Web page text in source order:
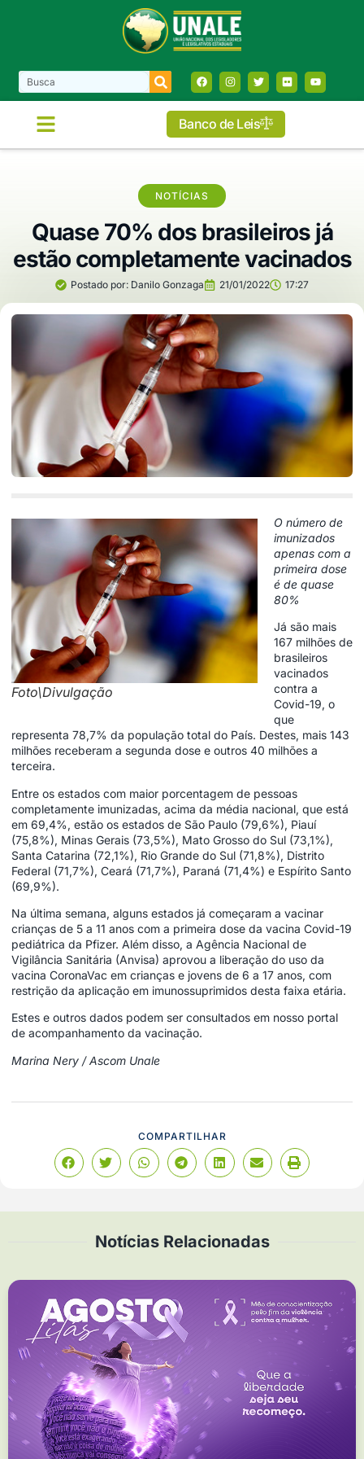
Banco de Leis
NOTÍCIAS
Quase 70% dos brasileiros já
estão completamente vacinados
Postado por: Danilo Gonzaga 21/01/2022 17:27
Foto\Divulgação
O número de
imunizados
apenas com a
primeira dose
é de quase
80%
Já são mais
167 milhões de
brasileiros
vacinados
contra a
Covid-19, o
que
representa 78,7% da população total do País. Destes, mais 143
milhões receberam a segunda dose e outros 40 milhões a
terceira.
Entre os estados com maior porcentagem de pessoas
completamente imunizadas, acima da média nacional, que está
em 69,4%, estão os estados de São Paulo (79,6%), Piauí
(75,8%), Minas Gerais (73,5%), Mato Grosso do Sul (73,1%),
Santa Catarina (72,1%), Rio Grande do Sul (71,8%), Distrito
Federal (71,7%), Ceará (71,7%), Paraná (71,4%) e Espírito Santo
(69,9%).
Na última semana, alguns estados já começaram a vacinar
crianças de 5 a 11 anos com a primeira dose da vacina Covid-19
pediátrica da Pfizer. Além disso, a Agência Nacional de
Vigilância Sanitária (Anvisa) aprovou a liberação do uso da
vacina CoronaVac em crianças e jovens de 6 a 17 anos, com
restrição da aplicação em imunossuprimidos desta faixa etária.
Estes e outros dados podem ser consultados em nosso portal
de acompanhamento da vacinação.
Marina Nery / Ascom Unale
COMPARTILHAR
Notícias Relacionadas